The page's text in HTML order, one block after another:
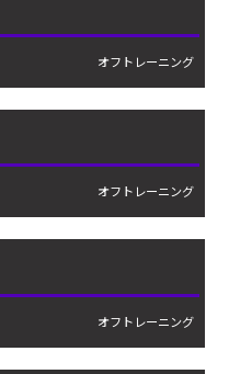
オフトレーニング
オフトレーニング
オフトレーニング